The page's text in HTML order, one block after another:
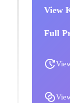
View
Full